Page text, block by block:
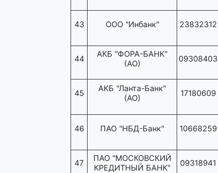
43 ООО "Инбанк" 23832312
44
АКБ "ФОРА-БАНК"
(АО)
09308403
45
АКБ "Ланта-Банк"
(АО)
17180609
46 ПАО "НБД-Банк" 10668259
47
ПАО "МОСКОВСКИЙ
КРЕДИТНЫЙ БАНК"
09318941